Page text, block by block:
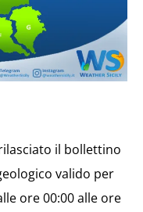
il bollettino
valido per
ore 00:00 alle ore